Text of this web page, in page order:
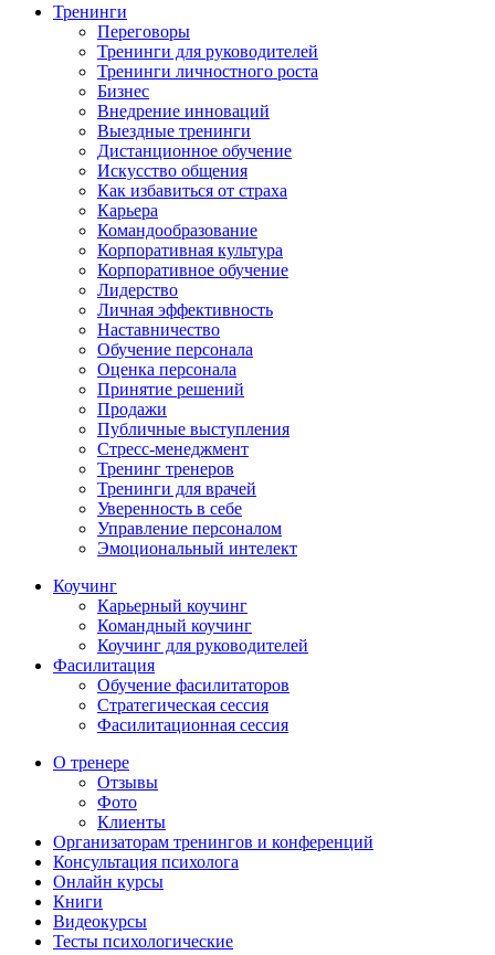
Тренинги
Переговоры
Тренинги для руководителей
Тренинги личностного роста
Бизнес
Внедрение инноваций
Выездные тренинги
Дистанционное обучение
Искусство общения
Как избавиться от страха
Карьера
Командообразование
Корпоративная культура
Корпоративное обучение
Лидерство
Личная эффективность
Наставничество
Обучение персонала
Оценка персонала
Принятие решений
Продажи
Публичные выступления
Стресс-менеджмент
Тренинг тренеров
Тренинги для врачей
Уверенность в себе
Управление персоналом
Эмоциональный интелект
Коучинг
Карьерный коучинг
Командный коучинг
Коучинг для руководителей
Фасилитация
Обучение фасилитаторов
Стратегическая сессия
Фасилитационная сессия
О тренере
Отзывы
Фото
Клиенты
Организаторам тренингов и конференций
Консультация психолога
Онлайн курсы
Книги
Видеокурсы
Тесты психологические